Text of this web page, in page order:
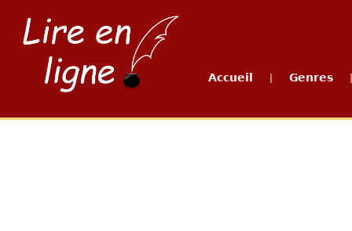
Accueil Genres